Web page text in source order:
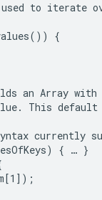
to iterate
{
an Array
This
currently
{ … }